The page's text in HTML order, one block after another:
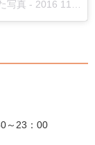
写真 - 2016 11月 11 3:25午前 PST
～23：00